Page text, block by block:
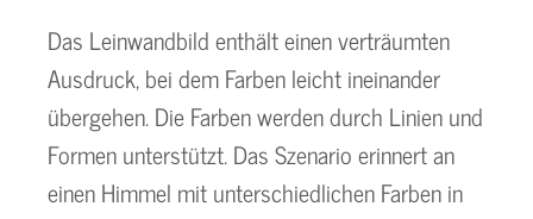
Das Leinwandbild enthält einen verträumten
Ausdruck, bei dem Farben leicht ineinander
übergehen. Die Farben werden durch Linien und
Formen unterstützt. Das Szenario erinnert an
einen Himmel mit unterschiedlichen Farben in